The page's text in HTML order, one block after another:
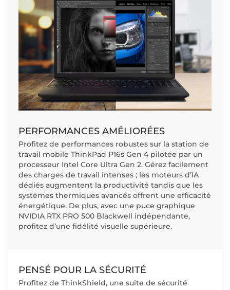
PERFORMANCES AMÉLIORÉES
Profitez de performances robustes sur la station de
travail mobile ThinkPad P16s Gen 4 pilotée par un
processeur Intel Core Ultra Gen 2. Gérez facilement
des charges de travail intenses ; les moteurs d’IA
dédiés augmentent la productivité tandis que les
systèmes thermiques avancés offrent une efficacité
énergétique. De plus, avec une puce graphique
NVIDIA RTX PRO 500 Blackwell indépendante,
profitez d’une fidélité visuelle supérieure.
PENSÉ POUR LA SÉCURITÉ
Profitez de ThinkShield, une suite de sécurité